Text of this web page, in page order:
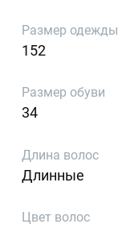
Размер одежды
152
Размер обуви
34
Длина волос
Длинные
Цвет волос